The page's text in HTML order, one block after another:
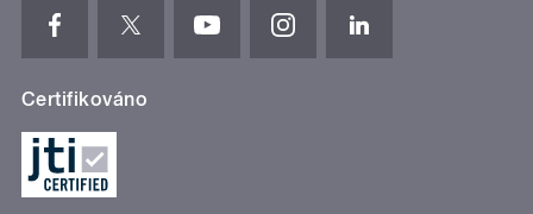
Certifikováno